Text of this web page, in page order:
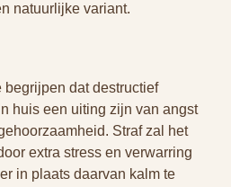
natuurlijke variant.
begrijpen dat destructief
huis een uiting zijn van angst
Straf zal het
extra stress en verwarring
in plaats daarvan kalm te